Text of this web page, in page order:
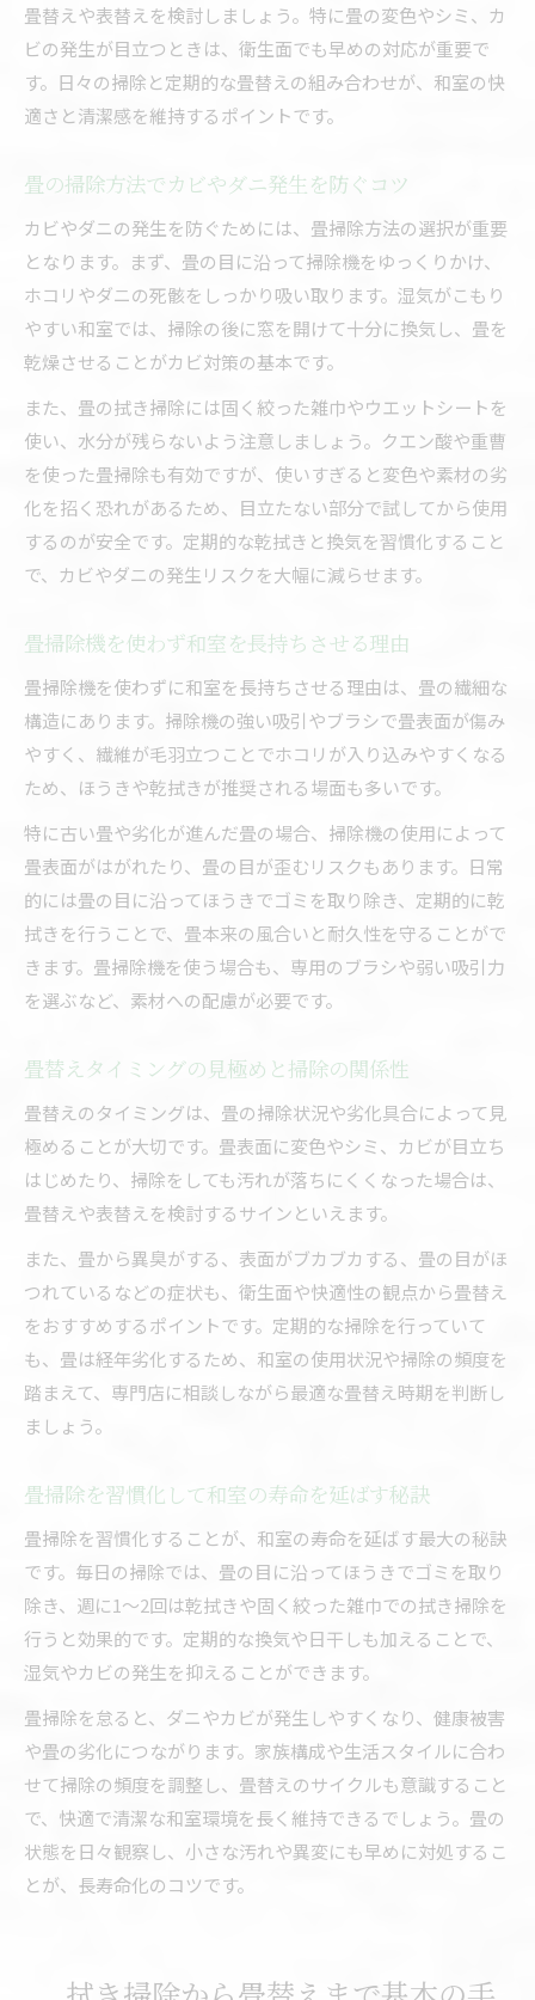
畳掃除でやってはいけない使い方を解説
畳替えにもつながる掃除後の乾燥ケア
クエン酸や重曹が使える畳のカビ対策法
畳掃除でカビを防ぐクエン酸と重曹の違い
畳替え不要にするカビ掃除の正しい方法
畳掃除でカビの再発を防ぐコツと注意点
畳のお手入れで健康的な和室を保つ工夫
畳ダニ予防には日々の掃除が効果的
畳掃除ダニ対策で押さえたい日常のポイント
畳掃除機を使わないダニ予防の基本知識
畳の手入れ習慣で家族の健康を守る工夫
畳掃除をやめると発生しやすいダニの特徴
古い畳を美しく保つ掃除と畳替えの手順
畳替え判断の目安になる掃除中のチェック点
畳掃除で傷みやカビを早期発見する方法
畳替え前後の掃除で忘れがちな注意ポイント
畳掃除ほうき活用と畳替え後のケア方法
畳替えや表替えを検討しましょう。特に畳の変色やシミ、カ
ビの発生が目立つときは、衛生面でも早めの対応が重要で
す。日々の掃除と定期的な畳替えの組み合わせが、和室の快
適さと清潔感を維持するポイントです。
畳の掃除方法でカビやダニ発生を防ぐコツ
カビやダニの発生を防ぐためには、畳掃除方法の選択が重要
となります。まず、畳の目に沿って掃除機をゆっくりかけ、
ホコリやダニの死骸をしっかり吸い取ります。湿気がこもり
やすい和室では、掃除の後に窓を開けて十分に換気し、畳を
乾燥させることがカビ対策の基本です。
また、畳の拭き掃除には固く絞った雑巾やウエットシートを
使い、水分が残らないよう注意しましょう。クエン酸や重曹
を使った畳掃除も有効ですが、使いすぎると変色や素材の劣
化を招く恐れがあるため、目立たない部分で試してから使用
するのが安全です。定期的な乾拭きと換気を習慣化すること
で、カビやダニの発生リスクを大幅に減らせます。
畳掃除機を使わず和室を長持ちさせる理由
畳掃除機を使わずに和室を長持ちさせる理由は、畳の繊細な
構造にあります。掃除機の強い吸引やブラシで畳表面が傷み
やすく、繊維が毛羽立つことでホコリが入り込みやすくなる
ため、ほうきや乾拭きが推奨される場面も多いです。
特に古い畳や劣化が進んだ畳の場合、掃除機の使用によって
畳表面がはがれたり、畳の目が歪むリスクもあります。日常
的には畳の目に沿ってほうきでゴミを取り除き、定期的に乾
拭きを行うことで、畳本来の風合いと耐久性を守ることがで
きます。畳掃除機を使う場合も、専用のブラシや弱い吸引力
を選ぶなど、素材への配慮が必要です。
畳替えタイミングの見極めと掃除の関係性
畳替えのタイミングは、畳の掃除状況や劣化具合によって見
極めることが大切です。畳表面に変色やシミ、カビが目立ち
はじめたり、掃除をしても汚れが落ちにくくなった場合は、
畳替えや表替えを検討するサインといえます。
また、畳から異臭がする、表面がブカブカする、畳の目がほ
つれているなどの症状も、衛生面や快適性の観点から畳替え
をおすすめするポイントです。定期的な掃除を行っていて
も、畳は経年劣化するため、和室の使用状況や掃除の頻度を
踏まえて、専門店に相談しながら最適な畳替え時期を判断し
ましょう。
畳掃除を習慣化して和室の寿命を延ばす秘訣
畳掃除を習慣化することが、和室の寿命を延ばす最大の秘訣
です。毎日の掃除では、畳の目に沿ってほうきでゴミを取り
除き、週に1～2回は乾拭きや固く絞った雑巾での拭き掃除を
行うと効果的です。定期的な換気や日干しも加えることで、
湿気やカビの発生を抑えることができます。
畳掃除を怠ると、ダニやカビが発生しやすくなり、健康被害
や畳の劣化につながります。家族構成や生活スタイルに合わ
せて掃除の頻度を調整し、畳替えのサイクルも意識すること
で、快適で清潔な和室環境を長く維持できるでしょう。畳の
状態を日々観察し、小さな汚れや異変にも早めに対処するこ
とが、長寿命化のコツです。